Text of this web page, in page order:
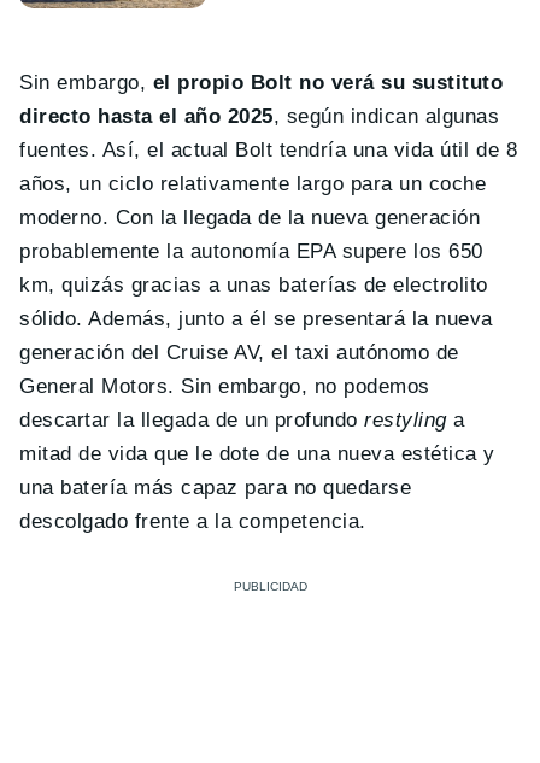
Sin embargo, el propio Bolt no verá su sustituto
directo hasta el año 2025, según indican algunas
fuentes. Así, el actual Bolt tendría una vida útil de 8
años, un ciclo relativamente largo para un coche
moderno. Con la llegada de la nueva generación
probablemente la autonomía EPA supere los 650
km, quizás gracias a unas baterías de electrolito
sólido. Además, junto a él se presentará la nueva
generación del Cruise AV, el taxi autónomo de
General Motors. Sin embargo, no podemos
descartar la llegada de un profundorestylinga
mitad de vida que le dote de una nueva estética y
una batería más capaz para no quedarse
descolgado frente a la competencia.